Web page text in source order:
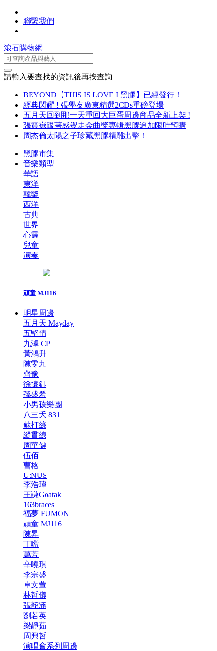
聯繫我們
滾石購物網
請輸入要查找的資訊後再按查詢
BEYOND【THIS IS LOVE I 黑膠】已經發行！
經典閃耀 ! 張學友廣東精選2CDs重磅登場
五月天回到那一天重回大巨蛋周邊商品全新上架 !
張震嶽跟著感覺走金曲獎專輯黑膠追加限時預購
周杰倫太陽之子珍藏黑膠精雕出擊！
黑膠市集
音樂類型
華語
東洋
韓樂
西洋
古典
世界
心靈
兒童
演奏
頑童 MJ116
明星周邊
五月天 Mayday
五堅情
九澤 CP
黃鴻升
陳零九
齊豫
徐懷鈺
孫盛希
小男孩樂團
八三夭 831
蘇打綠
縱貫線
周華健
伍佰
曹格
U:NUS
李浩瑋
王謙Goatak
163braces
福夢 FUMON
頑童 MJ116
陳昇
丁噹
萬芳
辛曉琪
李宗盛
卓文萱
林哲儀
張韶涵
劉若英
梁靜茹
周興哲
演唱會系列周邊